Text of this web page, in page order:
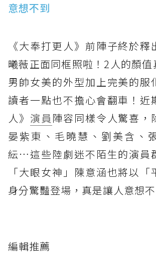
意想不到
《大奉打更人》前陣子終於釋
曦薇正面同框照啦！2人的顏值
男帥女美的外型加上完美的服
讀者一點也不擔心會翻車！近
人》 演員 陣容同樣令人驚喜，
晏紫東、毛曉慧、劉美含、
紜…這些陸劇迷不陌生的演員
「大眼女神」陳意涵也將以
身分驚豔登場，真是讓人意想不
編輯推薦